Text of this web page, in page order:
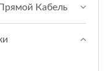
Кабель